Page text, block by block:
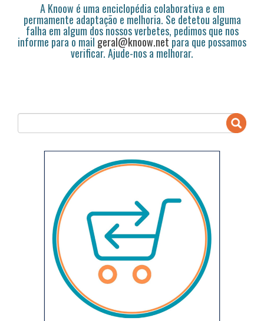
A Knoow é uma enciclopédia colaborativa e em
permamente adaptação e melhoria. Se detetou alguma
falha em algum dos nossos verbetes, pedimos que nos
informe para o mail geral@knoow.netpara que possamos
verificar. Ajude-nos a melhorar.